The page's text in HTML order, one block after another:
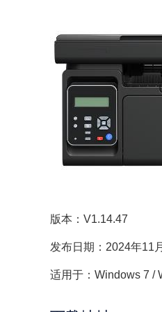
版本：V1.14.47
发布日期：2024年11
适用于：Windows 7 /